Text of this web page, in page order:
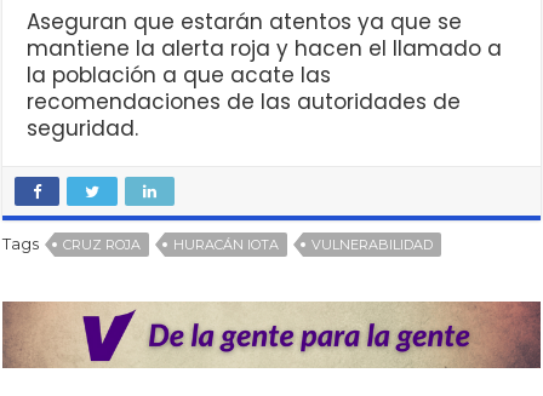
Aseguran que estarán atentos ya que se
mantiene la alerta roja y hacen el llamado a
la población a que acate las
recomendaciones de las autoridades de
seguridad.
Tags CRUZ ROJA HURACÁN IOTA VULNERABILIDAD